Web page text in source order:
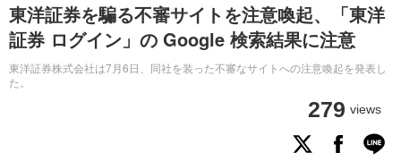
東洋証券を騙る不審サイトを注意喚起、「東洋
証券 ログイン」の Google 検索結果に注意
東洋証券株式会社は7月6日、同社を装った不審なサイトへの注意喚起を発表し
た。
279 views